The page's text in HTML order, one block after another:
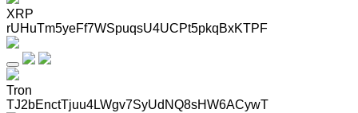
XRP
rUHuTm5yeFf7WSpuqsU4UCPt5pkqBxKTPF
Tron
TJ2bEnctTjuu4LWgv7SyUdNQ8sHW6ACywT